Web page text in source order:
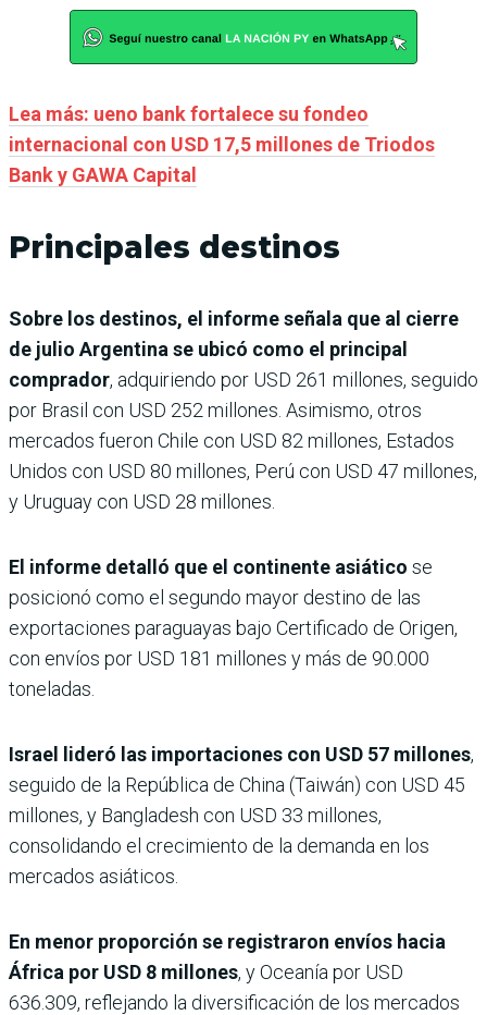
Lea más: ueno bank fortalece su fondeo
internacional con USD 17,5 millones de Triodos
Bank y GAWA Capital
Principales destinos
Sobre los destinos, el informe señala que al cierre
de julio Argentina se ubicó como el principal
comprador, adquiriendo por USD 261 millones, seguido
por Brasil con USD 252 millones. Asimismo, otros
mercados fueron Chile con USD 82 millones, Estados
Unidos con USD 80 millones, Perú con USD 47 millones,
y Uruguay con USD 28 millones.
El informe detalló que el continente asiático se
posicionó como el segundo mayor destino de las
exportaciones paraguayas bajo Certificado de Origen,
con envíos por USD 181 millones y más de 90.000
toneladas.
Israel lideró las importaciones con USD 57 millones,
seguido de la República de China (Taiwán) con USD 45
millones, y Bangladesh con USD 33 millones,
consolidando el crecimiento de la demanda en los
mercados asiáticos.
En menor proporción se registraron envíos hacia
África por USD 8 millones, y Oceanía por USD
636.309, reflejando la diversificación de los mercados